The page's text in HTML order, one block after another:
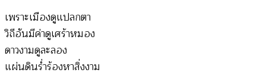
เพราะเมืองดูแปลกตา
วิถีอันมีค่าดูเศร้าหมอง
ดาวงามดูละลอง
แผ่นดินร่ำร้องหาสิ่งงาม